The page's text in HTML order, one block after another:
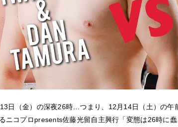
日（金）の深夜26時…つまり、12月14日（土）の午
ニコプロpresents佐藤光留自主興行「変態は26時に